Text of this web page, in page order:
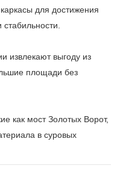
для достижения
извлекают выгоду из
площади без
как мост Золотых Ворот,
в суровых